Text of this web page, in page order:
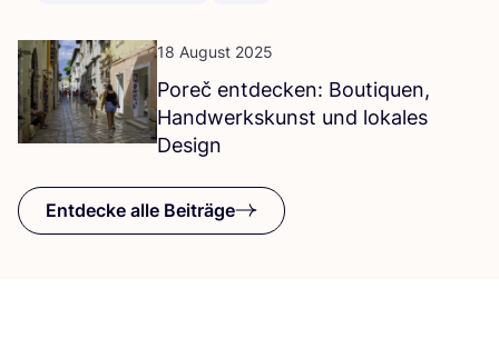
18 August 2025
Poreč ent­de­cken: Bou­ti­quen,
Hand­werks­kunst und loka­les
Design
Entdecke alle Beiträge